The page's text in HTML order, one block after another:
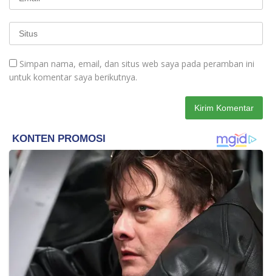
Simpan nama, email, dan situs web saya pada peramban ini
untuk komentar saya berikutnya.